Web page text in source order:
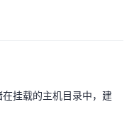
挂载的主机目录中，建